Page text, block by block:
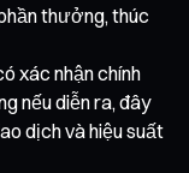
thưởng, thúc
xác nhận chính
nếu diễn ra, đây
dịch và hiệu suất